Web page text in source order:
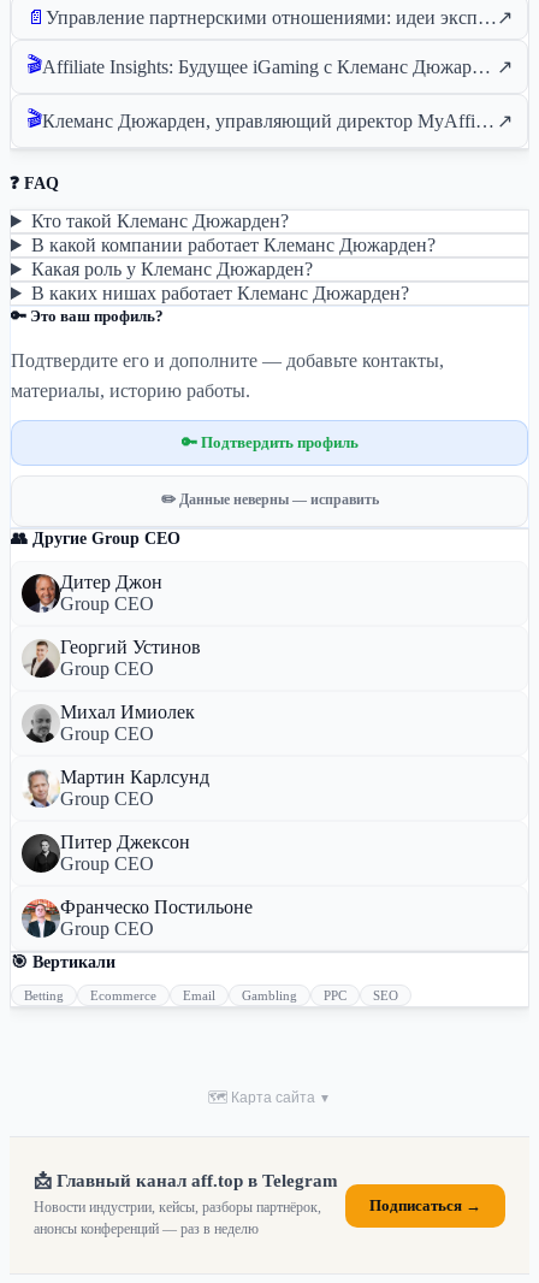
📄 Управление партнерскими отношениями: идеи эксперта Клеманс Дюжарден↗
🎬 Affiliate Insights: Будущее iGaming с Клеманс Дюжарден | SiGMA Podcast ↗
🎬 Клеманс Дюжарден, управляющий директор MyAffiliates | Серия интервью с руководителями SiGMA TV ↗
❓ FAQ
Кто такой Клеманс Дюжарден?
В какой компании работает Клеманс Дюжарден?
Какая роль у Клеманс Дюжарден?
В каких нишах работает Клеманс Дюжарден?
🔑 Это ваш профиль?
Подтвердите его и дополните — добавьте контакты,
материалы, историю работы.
🔑 Подтвердить профиль
✏️ Данные неверны — исправить
👥 Другие Group CEO
Дитер Джон
Group CEO
Георгий Устинов
Group CEO
Михал Имиолек
Group CEO
Мартин Карлсунд
Group CEO
Питер Джексон
Group CEO
Франческо Постильоне
Group CEO
🎯 Вертикали
Betting Ecommerce Email Gambling PPC SEO
🗺 Карта сайта ▼
📩 Главный канал aff.top в Telegram
Новости индустрии, кейсы, разборы партнёрок,
анонсы конференций — раз в неделю
Подписаться →